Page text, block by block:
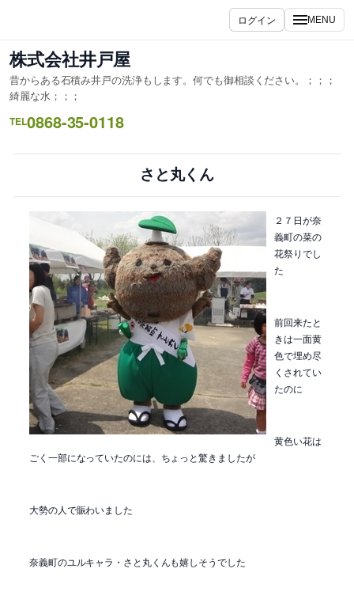
を
ス
キ
ッ
プ
ログイン MENU
株式会社井戸屋
昔からある石積み井戸の洗浄もします。何でも御相談ください。；；；
綺麗な水；；；
TEL0868-35-0118
さと丸くん
２７日が奈
義町の菜の
花祭りでし
た
前回来たと
きは一面黄
色で埋め尽
くされてい
たのに
黄色い花は
ごく一部になっていたのには、ちょっと驚きましたが
大勢の人で賑わいました
奈義町のユルキャラ・さと丸くんも嬉しそうでした